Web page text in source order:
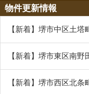
物件更新情報
【新着】堺市中区土塔
【新着】堺市東区南野
【新着】堺市西区北条